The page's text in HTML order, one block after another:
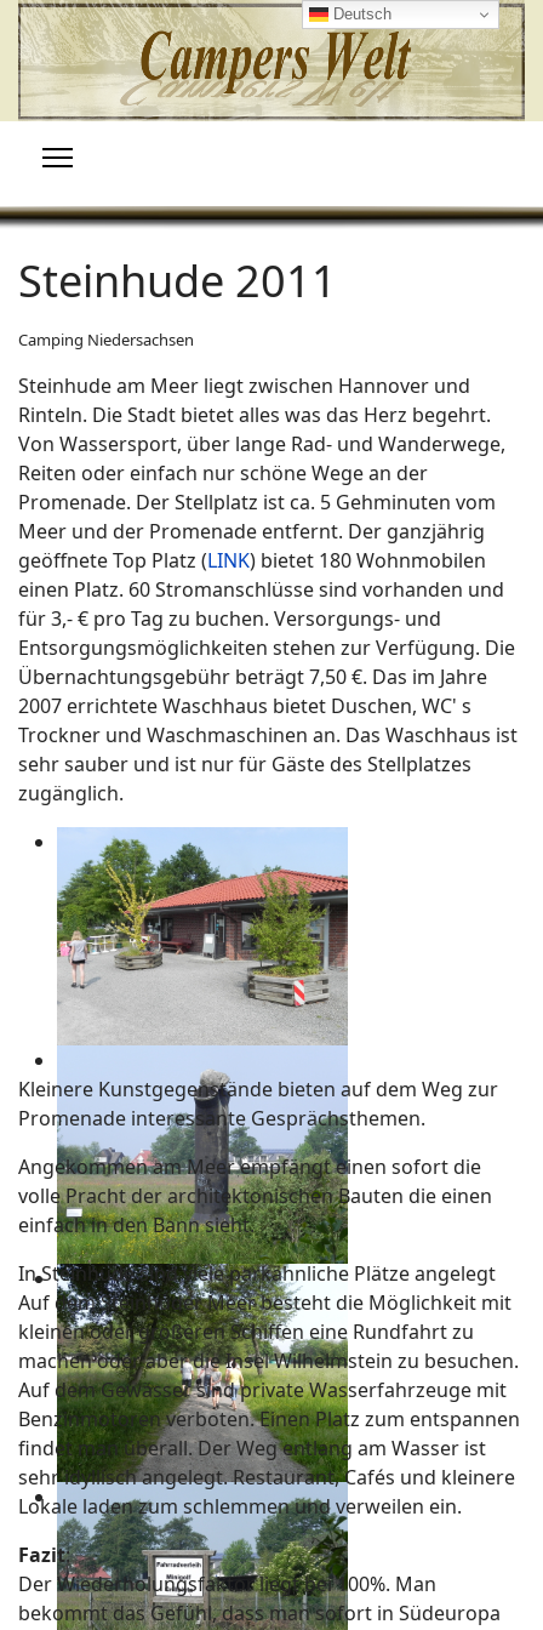
Deutsch
Steinhude 2011
Camping Niedersachsen
Steinhude am Meer liegt zwischen Hannover und
Rinteln. Die Stadt bietet alles was das Herz begehrt.
Von Wassersport, über lange Rad- und Wanderwege,
Reiten oder einfach nur schöne Wege an der
Promenade. Der Stellplatz ist ca. 5 Gehminuten vom
Meer und der Promenade entfernt. Der ganzjährig
geöffnete Top Platz (LINK) bietet 180 Wohnmobilen
einen Platz. 60 Stromanschlüsse sind vorhanden und
für 3,- € pro Tag zu buchen. Versorgungs- und
Entsorgungsmöglichkeiten stehen zur Verfügung. Die
Übernachtungsgebühr beträgt 7,50 €. Das im Jahre
2007 errichtete Waschhaus bietet Duschen, WC' s
Trockner und Waschmaschinen an. Das Waschhaus ist
sehr sauber und ist nur für Gäste des Stellplatzes
zugänglich.
Kleinere Kunstgegenstände bieten auf dem Weg zur
Promenade interessante Gesprächsthemen.
Angekommen am Meer empfängt einen sofort die
volle Pracht der architektonischen Bauten die einen
einfach in den Bann sieht.
In Steinhude sind viele parkähnliche Plätze angelegt
Auf dem Steinhuder Meer besteht die Möglichkeit mit
kleinen oder größeren Schiffen eine Rundfahrt zu
machen oder aber die Insel Wilhelmstein zu besuchen.
Auf dem Gewässer sind private Wasserfahrzeuge mit
Benzinmotoren verboten. Einen Platz zum entspannen
findet man überall. Der Weg entlang am Wasser ist
sehr idyllisch angelegt. Restaurant, Cafés und kleinere
Lokale laden zum schlemmen und verweilen ein.
Fazit:
Der Wiederholungsfaktor liegt bei 100%. Man
bekommt das Gefühl, dass man sofort in Südeuropa